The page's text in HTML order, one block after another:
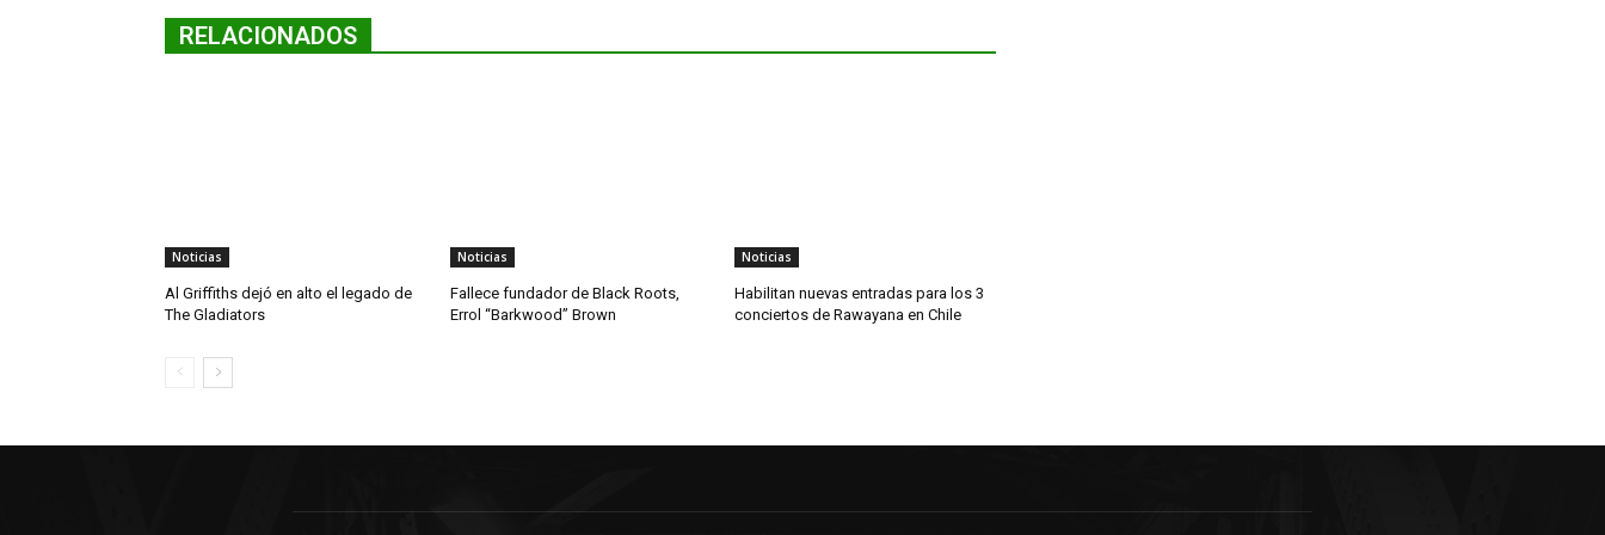
RELACIONADOS
Noticias
Al Griffiths dejó en alto el legado de
The Gladiators
Noticias
Fallece fundador de Black Roots,
Errol “Barkwood” Brown
Noticias
Habilitan nuevas entradas para los 3
conciertos de Rawayana en Chile